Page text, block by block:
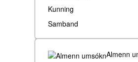
Kunning
Samband
Almenn